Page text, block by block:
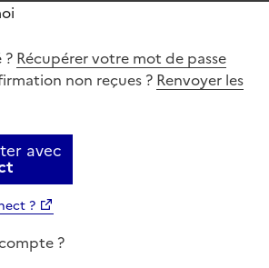
? Récupérer votre mot de passe
non reçues ? Renvoyer les
avec
?
?